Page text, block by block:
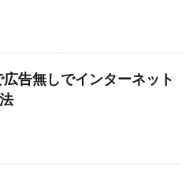
告無しでインターネット